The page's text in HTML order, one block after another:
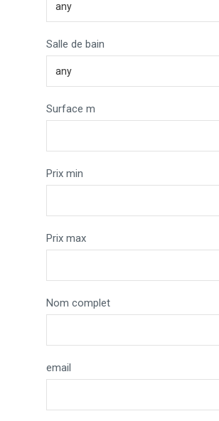
any
Salle de bain
any
Surface m
Prix min
Prix max
Nom complet
email